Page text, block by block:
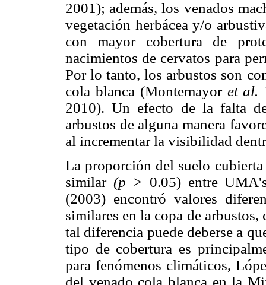
2001); además, los venados
vegetación herbácea y/o
con mayor cobertura de
nacimientos de cervatos para
Por lo tanto, los arbustos son
cola blanca (Montemayor et al.
2010). Un efecto de la falta
arbustos de alguna manera
al incrementar la visibilidad
La proporción del suelo
similar (p > 0.05) entre
(2003) encontró valores
similares en la copa de
tal diferencia puede deberse a
tipo de cobertura es
para fenómenos climáticos,